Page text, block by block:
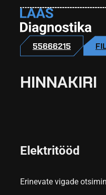
55666215
HINNAKIRI
Elektritööd
Erinevate vigade